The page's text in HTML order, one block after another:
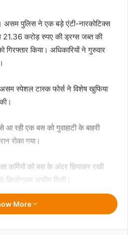
असम पुलिस ने एक बड़े एंटी-नारकोटिक्स
21.36 करोड़ रुपए की ड्रग्स जब्त की
किया। अधिकारियों ने गुरुवार
स्पेशल टास्क फोर्स ने विशेष खुफिया
रही एक बस को गुवाहाटी के बाहरी
रोका गया।
कर्मियों को बस के अंदर छिपाकर रखी
अफीम मिली।
कार्रवाई की जानकारी सोशल मीडिया
More